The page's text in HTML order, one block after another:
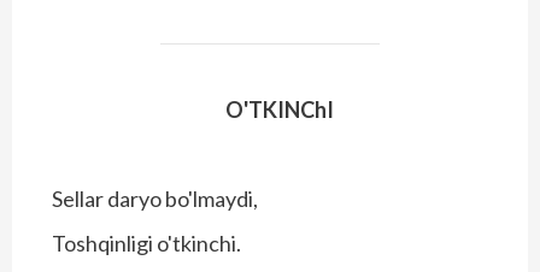
O'TKINChI
Sellar daryo bo'lmaydi,
Toshqinligi o'tkinchi.